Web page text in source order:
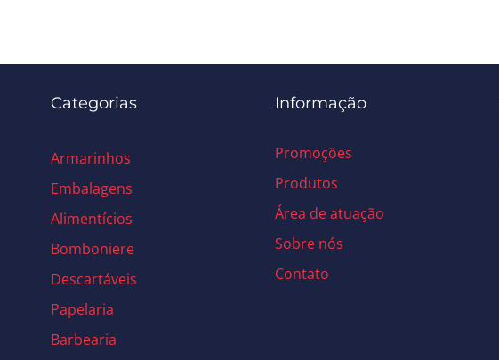
Categorias
Armarinhos
Embalagens
Alimentícios
Bomboniere
Descartáveis
Papelaria
Barbearia
Informação
Promoções
Produtos
Área de atuação
Sobre nós
Contato